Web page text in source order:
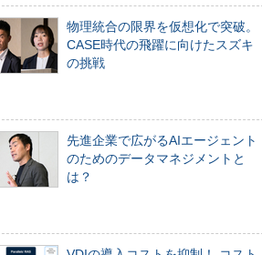
物理統合の限界を仮想化で突破。
CASE時代の飛躍に向けたスズキ
の挑戦
先進企業で広がるAIエージェント
のためのデータマネジメントと
は？